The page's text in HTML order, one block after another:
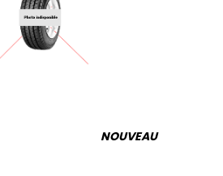
NOUVEAU